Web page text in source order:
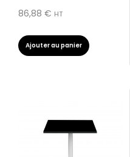
86,88 € HT
Ajouter au panier